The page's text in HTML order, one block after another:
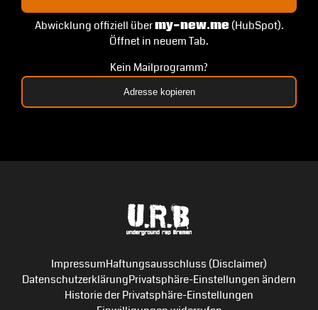
Abwicklung offiziell übermy-new.me(HubSpot).
Öffnet in neuem Tab.
Kein Mailprogramm?
Adresse kopieren
ImpressumHaftungsausschluss (Disclaimer)
DatenschutzerklärungPrivatsphäre-Einstellungen ändern
Historie der Privatsphäre-Einstellungen